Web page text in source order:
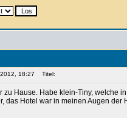
18:27 Titel:
zu Hause. Habe klein-Tiny, welche
das Hotel war in meinen Augen